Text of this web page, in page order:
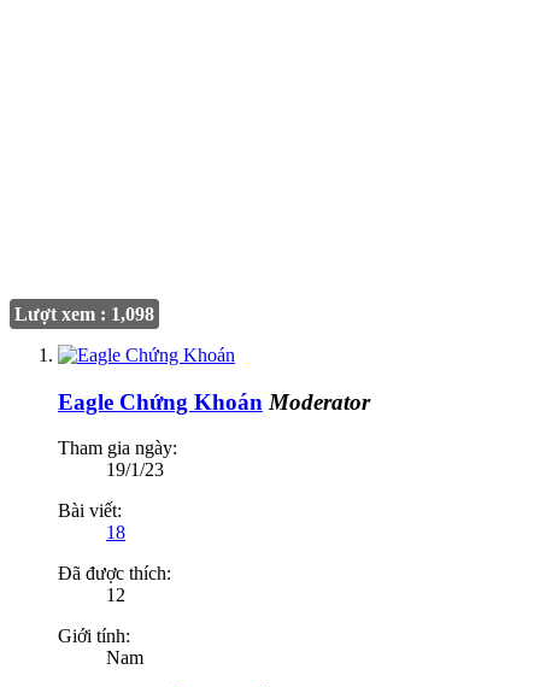
Lượt xem : 1,098
Eagle Chứng Khoán Moderator
Tham gia ngày:
19/1/23
Bài viết:
18
Đã được thích:
12
Giới tính:
Nam